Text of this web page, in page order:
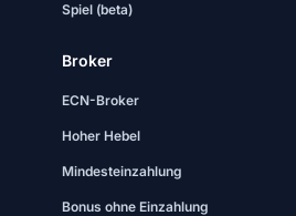
Spiel (beta)
Broker
ECN-Broker
Hoher Hebel
Mindesteinzahlung
Bonus ohne Einzahlung